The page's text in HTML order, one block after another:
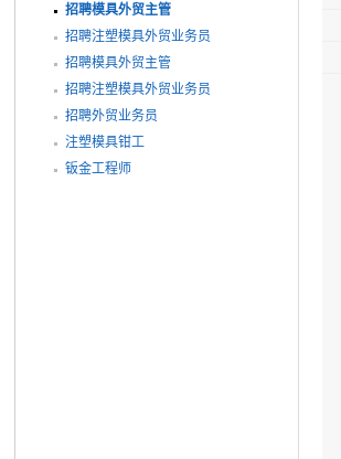
招聘模具外贸主管
招聘注塑模具外贸业务员
招聘模具外贸主管
招聘注塑模具外贸业务员
招聘外贸业务员
注塑模具钳工
钣金工程师